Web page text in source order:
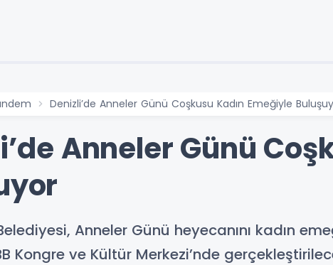
Denizli’de Anneler Günü Coşkusu Kadın Emeğiyle
Anneler Günü
Anneler Günü heyecanını kadın
Kongre ve Kültür Merkezi’nde